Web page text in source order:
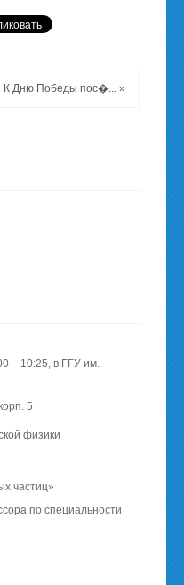
К Дню Победы пос�... »
– 10:25, в ГГУ им.
5
физики
частиц»
по специальности